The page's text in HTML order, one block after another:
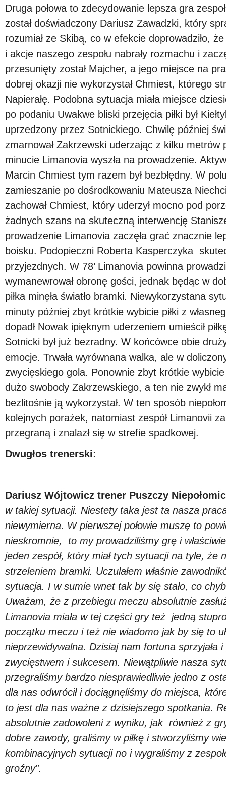
Druga połowa to zdecydowanie lepsza gra
został doświadczony Dariusz Zawadzki, który
rozumiał ze Skibą, co w efekcie doprowadziło,
i akcje naszego zespołu nabrały rozmachu i
przesunięty został Majcher, a jego miejsce na
dobrej okazji nie wykorzystał Chmiest, którego
Napierałę. Podobna sytuacja miała miejsce
po podaniu Uwakwe bliski przejęcia piłki był
uprzedzony przez Sotnickiego. Chwilę później
zmarnował Zakrzewski uderzając z kilku
minucie Limanovia wyszła na prowadzenie.
Marcin Chmiest tym razem był bezbłędny. W
zamieszanie po dośrodkowaniu Mateusza
zachował Chmiest, który uderzył mocno pod
żadnych szans na skuteczną interwencję
prowadzenie Limanovia zaczęła grać znacznie
boisku. Podopieczni Roberta Kasperczyka
przyjezdnych. W 78’ Limanovia powinna
wymanewrował obronę gości, jednak będąc w
piłka minęła światło bramki. Niewykorzystana
minuty później zbyt krótkie wybicie piłki z
dopadł Nowak ipięknym uderzeniem umieścił
Sotnicki był już bezradny. W końcówce obie
emocje. Trwała wyrównana walka, ale w
zwycięskiego gola. Ponownie zbyt krótkie
dużo swobody Zakrzewskiego, a ten nie zwykł
bezlitośnie ją wykorzystał. W ten sposób
kolejnych porażek, natomiast zespół Limanovii
przegraną i znalazł się w strefie spadkowej.
Dwugłos trenerski:
Dariusz Wójtowicz trener Puszczy
w takiej sytuacji. Niestety taka jest ta nasza
niewymierna. W pierwszej połowie muszę to
nieskromnie, to my prowadziliśmy grę i
jeden zespół, który miał tych sytuacji na tyle, że
strzeleniem bramki. Uczulałem właśnie
sytuacja. I w sumie wnet tak by się stało, co
Uważam, że z przebiegu meczu absolutnie
Limanovia miała w tej części gry też jedną
początku meczu i też nie wiadomo jak by się to
nieprzewidywalna. Dzisiaj nam fortuna sprzyjała
zwycięstwem i sukcesem. Niewątpliwie nasza
przegraliśmy bardzo niesprawiedliwie jedno z
dla nas odwrócił i dociągnęliśmy do miejsca,
to jest dla nas ważne z dzisiejszego spotkania.
absolutnie zadowoleni z wyniku, jak również z
dobre zawody, graliśmy w piłkę i stworzyliśmy
kombinacyjnych sytuacji no i wygraliśmy z
groźny”.